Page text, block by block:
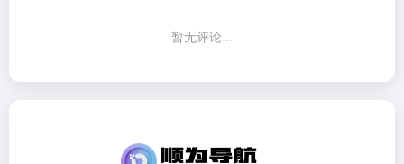
暂无评论...